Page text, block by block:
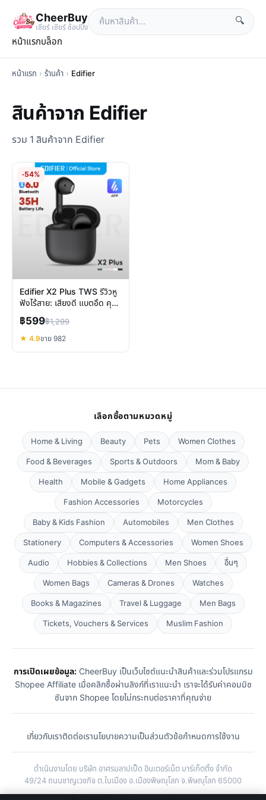
CheerBuy
เซียร์ เซียร์ ช้อปปิ้ง
🔍
หน้าแรกบล็อก
หน้าแรก › ร้านค้า › Edifier
สินค้าจาก Edifier
รวม 1 สินค้าจาก Edifier
-54%
Edifier X2 Plus TWS รีวิวหู
ฟังไร้สาย: เสียงดี แบตอึด คุย
ชัด คุ้มค่าทุกวัน
฿599฿1,299
★ 4.9ขาย 982
เลือกซื้อตามหมวดหมู่
Home & Living Beauty Pets
Women Clothes
Food & Beverages
Sports & Outdoors
Mom & Baby
Health
Mobile & Gadgets
Home Appliances
Fashion Accessories
Motorcycles
Baby & Kids Fashion
Automobiles
Men Clothes
Stationery
Computers & Accessories
Women Shoes
Audio
Hobbies & Collections Men Shoes
อื่นๆ
Women Bags
Cameras & Drones
Watches
Books & Magazines
Travel & Luggage
Men Bags
Tickets, Vouchers & Services
Muslim Fashion
การเปิดเผยข้อมูล:CheerBuy เป็นเว็บไซต์แนะนำสินค้าและร่วมโปรแกรม
Shopee Affiliate เมื่อคลิกซื้อผ่านลิงก์ที่เราแนะนำ เราจะได้รับค่าคอมมิช
ชันจาก Shopee โดยไม่กระทบต่อราคาที่คุณจ่าย
เกี่ยวกับเราติดต่อเรานโยบายความเป็นส่วนตัวข้อกำหนดการใช้งาน
ดำเนินงานโดย บริษัท อาศรมลาปเป็ด อินเตอร์เน็ต มาร์เก็ตติ้ง จำกัด
49/24 ถนนชาญเวชกิจ ต.ในเมือง อ.เมืองพิษณุโลก จ.พิษณุโลก 65000